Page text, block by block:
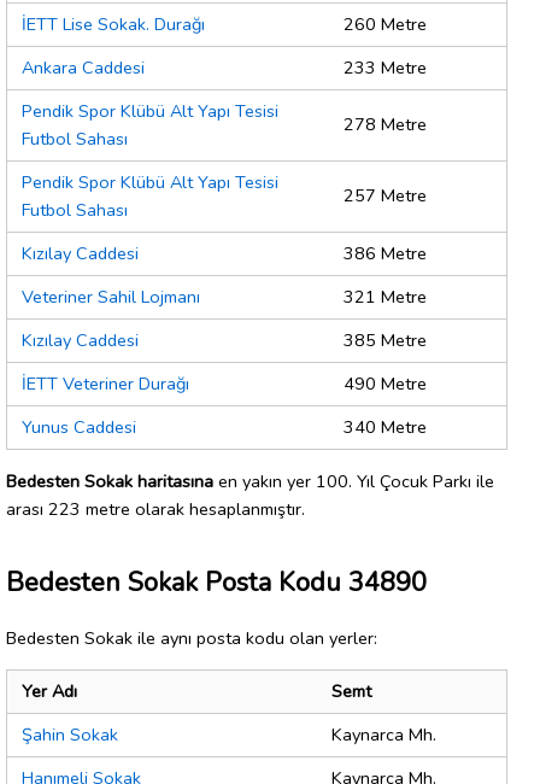
İETT Lise Sokak. Durağı
260 Metre
Ankara Caddesi
233 Metre
Pendik Spor Klübü Alt Yapı Tesisi
Futbol Sahası
278 Metre
Pendik Spor Klübü Alt Yapı Tesisi
Futbol Sahası
257 Metre
Kızılay Caddesi
386 Metre
Veteriner Sahil Lojmanı
321 Metre
Kızılay Caddesi
385 Metre
İETT Veteriner Durağı
490 Metre
Yunus Caddesi
340 Metre
Bedesten Sokak haritasına en yakın yer 100. Yıl Çocuk Parkı ile
arası 223 metre olarak hesaplanmıştır.
Bedesten Sokak Posta Kodu 34890
Bedesten Sokak ile aynı posta kodu olan yerler:
Yer Adı
Semt
Şahin Sokak
Kaynarca Mh.
Hanımeli Sokak
Kaynarca Mh.